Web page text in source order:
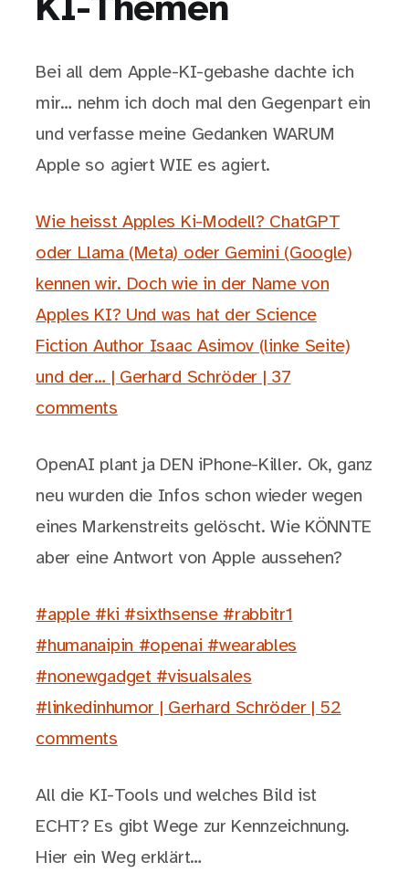
KI-Themen
Bei all dem Apple-KI-gebashe dachte ich
mir… nehm ich doch mal den Gegenpart ein
und verfasse meine Gedanken WARUM
Apple so agiert WIE es agiert.
Wie heisst Apples Ki-Modell? ChatGPT
oder Llama (Meta) oder Gemini (Google)
kennen wir. Doch wie in der Name von
Apples KI? Und was hat der Science
Fiction Author Isaac Asimov (linke Seite)
und der… | Gerhard Schröder | 37
comments
OpenAI plant ja DEN iPhone-Killer. Ok, ganz
neu wurden die Infos schon wieder wegen
eines Markenstreits gelöscht. Wie KÖNNTE
aber eine Antwort von Apple aussehen?
#apple #ki #sixthsense #rabbitr1
#humanaipin #openai #wearables
#nonewgadget #visualsales
#linkedinhumor | Gerhard Schröder | 52
comments
All die KI-Tools und welches Bild ist
ECHT? Es gibt Wege zur Kennzeichnung.
Hier ein Weg erklärt…